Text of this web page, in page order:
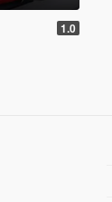
1.0